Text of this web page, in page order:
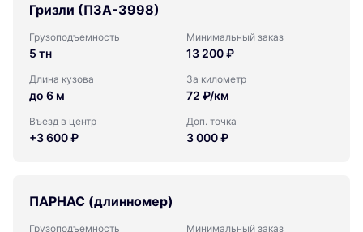
Гризли (ПЗА-3998)
Грузоподъемность
5 тн
Минимальный заказ
13 200 ₽
Длина кузова
до 6 м
За километр
72 ₽/км
Въезд в центр
+3 600 ₽
Доп. точка
3 000 ₽
ПАРНАС (длинномер)
Грузоподъемность Минимальный заказ